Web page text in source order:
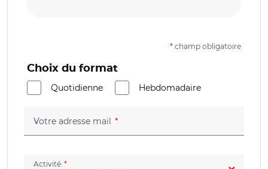
* champ obligatoire
Choix du format
Quotidienne
Hebdomadaire
Votre adresse mail (champ obligatoire)
Activité (champ obligatoire)